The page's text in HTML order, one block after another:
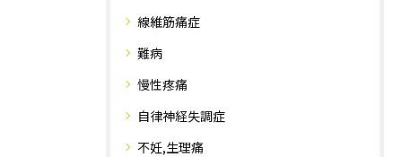
線維筋痛症
難病
慢性疼痛
自律神経失調症
不妊,生理痛